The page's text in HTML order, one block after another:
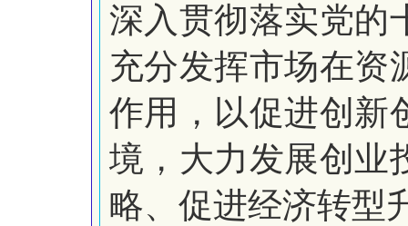
深入贯彻落实党的
充分发挥市场在资
作用，以促进创新
境，大力发展创业
略、促进经济转型